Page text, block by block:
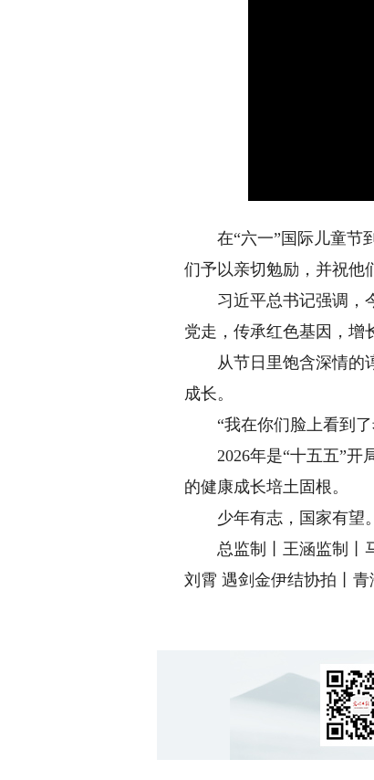
在“六一”国际儿童节到
们予以亲切勉励，并祝他
习近平总书记强调，今
党走，传承红色基因，增
从节日里饱含深情的谆
成长。
“我在你们脸上看到了
2026年是“十五五”开局
的健康成长培土固根。
少年有志，国家有望。
总监制丨王涵监制丨马
刘霄 遇剑金伊结协拍丨青